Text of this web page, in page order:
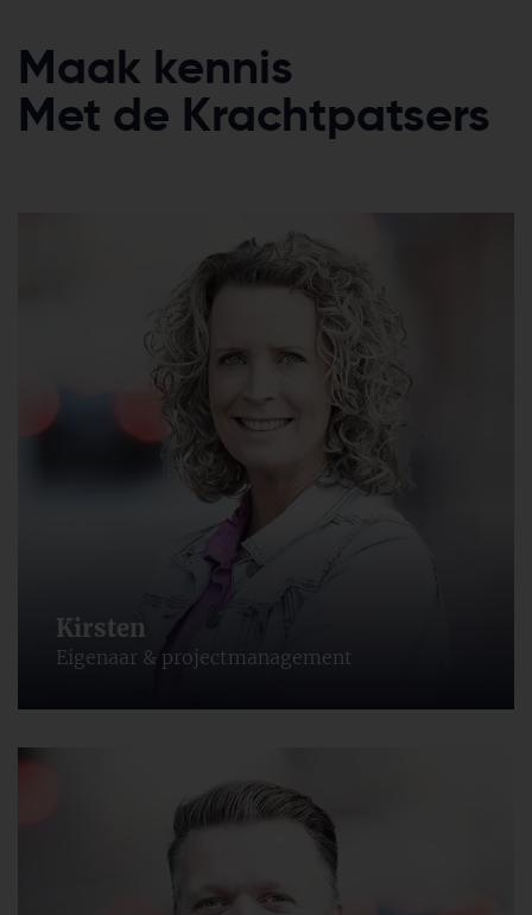
Maak kennis
Met de Krachtpatsers
Kirsten
Eigenaar & projectmanagement